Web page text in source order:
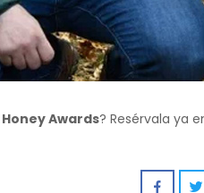
Awards? Resérvala ya